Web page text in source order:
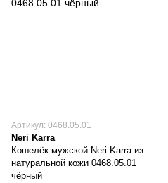
Артикул: 0468.05.01
Neri Karra
Кошелёк мужской Neri Karra из
натуральной кожи 0468.05.01
чёрный